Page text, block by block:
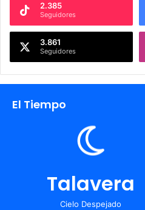
2.385
Seguidores
3.861
Seguidores
El Tiempo
Talavera
Cielo Despejado